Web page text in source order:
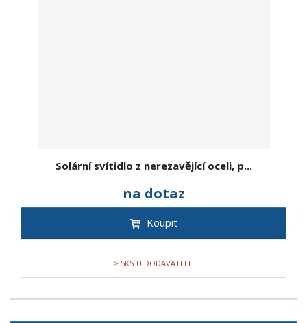
Solární svítidlo z nerezavějící oceli, p...
na dotaz
Koupit
> 5KS U DODAVATELE